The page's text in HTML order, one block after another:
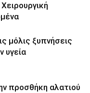
μόλις ξυπνήσεις
υγεία
προσθήκη αλατιού